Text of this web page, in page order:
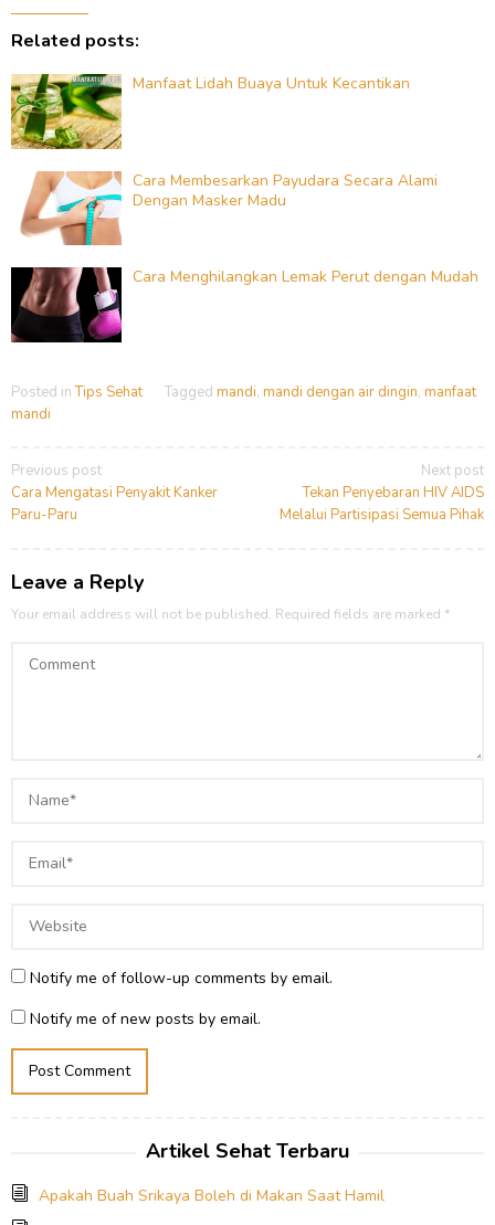
Related posts:
Manfaat Lidah Buaya Untuk Kecantikan
Cara Membesarkan Payudara Secara Alami
Dengan Masker Madu
Cara Menghilangkan Lemak Perut dengan Mudah
Posted inTips Sehat Tagged mandi, mandi dengan air dingin, manfaat
mandi
Post
navigation
Previous post
Cara Mengatasi Penyakit Kanker
Paru-Paru
Next post
Tekan Penyebaran HIV AIDS
Melalui Partisipasi Semua Pihak
Leave a Reply
Your email address will not be published. Required fields are marked *
Notify me of follow-up comments by email.
Notify me of new posts by email.
Artikel Sehat Terbaru
Apakah Buah Srikaya Boleh di Makan Saat Hamil